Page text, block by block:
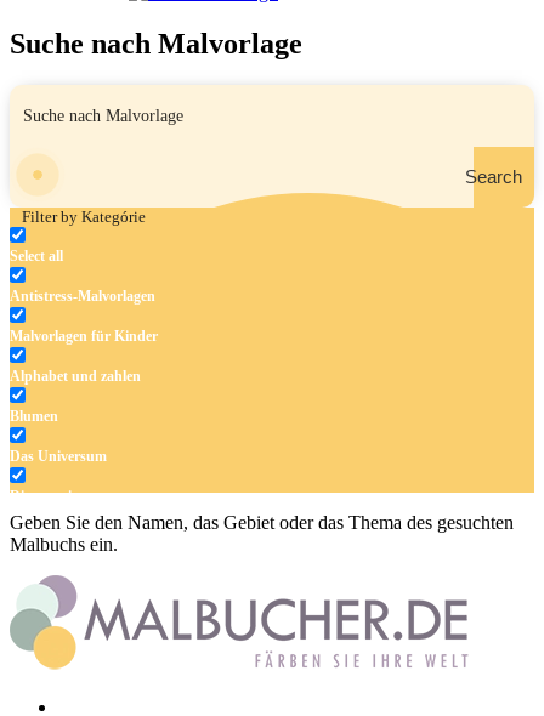
Suche nach Malvorlage
Search
Filter by Kategórie
Select all
Antistress-Malvorlagen
Malvorlagen für Kinder
Alphabet und zahlen
Blumen
Das Universum
Dinosaurier
Früchte und Gemüse
Frühling und Ostern
Halloween und Herbst
Haus und Wohnen
Geben Sie den Namen, das Gebiet oder das Thema des gesuchten
Malbuchs ein.